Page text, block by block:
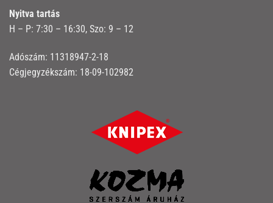
Nyitva tartás
H – P: 7:30 – 16:30, Szo: 9 – 12
Adószám: 11318947-2-18
Cégjegyzékszám: 18-09-102982